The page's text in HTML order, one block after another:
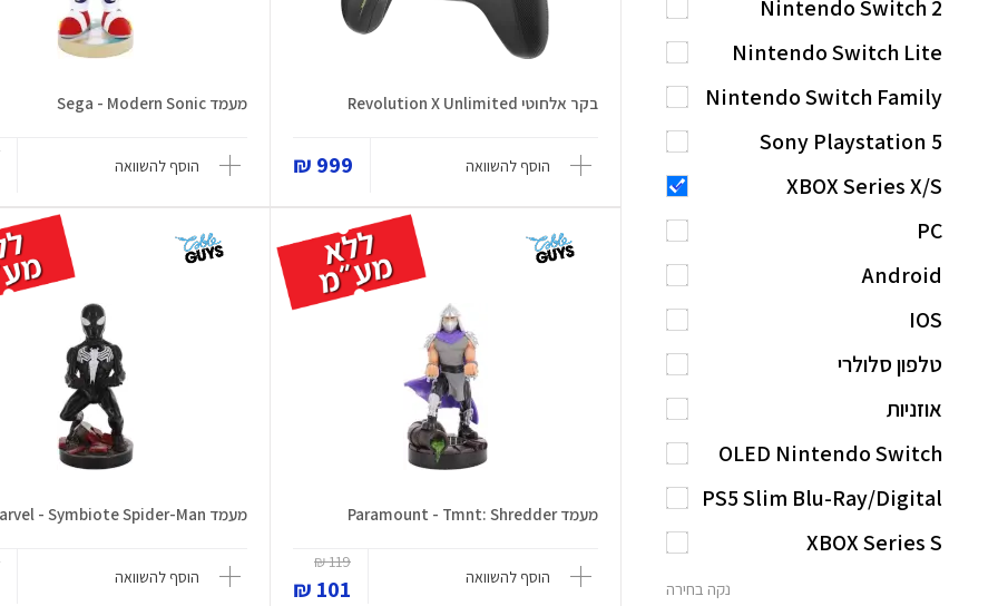
בקר אלחוטי Revolution X Unlimited
הוסף להשוואה 999 ₪
מעמד Sega - Modern Sonic
הוסף להשוואה
מעמד Paramount - Tmnt: Shredder
הוסף להשוואה
119 ₪
101 ₪
מעמד Marvel - Symbiote Spider-Man
הוסף להשוואה
Nintendo Switch 2
Nintendo Switch Lite
Nintendo Switch Family
Sony Playstation 5
XBOX Series X/S
PC
Android
IOS
טלפון סלולרי
אוזניות
OLED Nintendo Switch
PS5 Slim Blu-Ray/Digital
XBOX Series S
נקה בחירה